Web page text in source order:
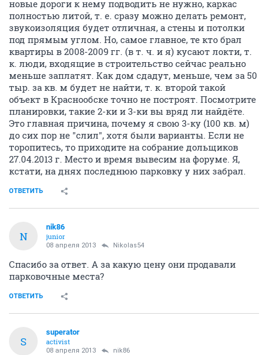
новые дороги к нему подводить не нужно, каркас
полностью литой, т. е. сразу можно делать ремонт,
звукоизоляция будет отличная, а стены и потолки
под прямым углом. Но, самое главное, те кто брал
квартиры в 2008-2009 гг. (в т. ч. и я) кусают локти, т.
к. люди, входящие в строительство сейчас реально
меньше заплатят. Как дом сдадут, меньше, чем за 50
тыр. за кв. м будет не найти, т. к. второй такой
объект в Краснообске точно не построят. Посмотрите
планировки, такие 2-ки и 3-ки вы вряд ли найдёте.
Это главная причина, почему я свою 3-ку (100 кв. м)
до сих пор не "слил", хотя были варианты. Если не
торопитесь, то приходите на собрание дольщиков
27.04.2013 г. Место и время вывесим на форуме. Я,
кстати, на днях последнюю парковку у них забрал.
ОТВЕТИТЬ
N
nik86
junior
08 апреля 2013 Nikolas54
Спасибо за ответ. А за какую цену они продавали
парковочные места?
ОТВЕТИТЬ
S
superator
activist
08 апреля 2013 nik86